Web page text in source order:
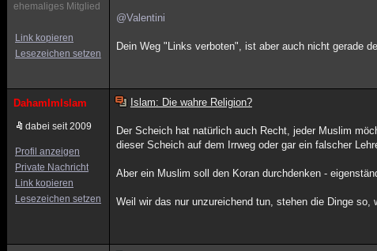
ehemaliges Mitglied
Link kopieren
Lesezeichen setzen
@Valentini
Dein Weg "Links verboten", ist aber auch nicht gerade
DahamImIslam
dabei seit 2009
Profil anzeigen
Private Nachricht
Link kopieren
Lesezeichen setzen
Islam: Die wahre Religion?
Der Scheich hat natürlich auch Recht, jeder Muslim
dieser Scheich auf dem Irrweg oder gar ein falscher
Aber ein Muslim soll den Koran durchdenken -
Weil wir das nur unzureichend tun, stehen die Dinge so,